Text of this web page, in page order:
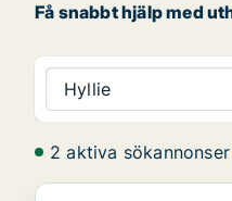
Få snabbt hjälp med
Hyllie
2 aktiva